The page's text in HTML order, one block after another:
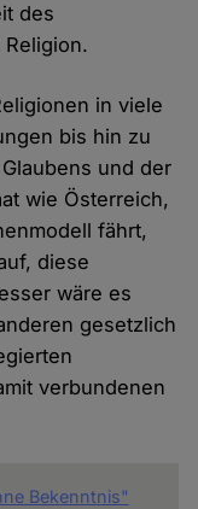
des
in viele
bis hin zu
und der
wie Österreich,
fährt,
diese
wäre es
gesetzlich
verbundenen
Bekenntnis"